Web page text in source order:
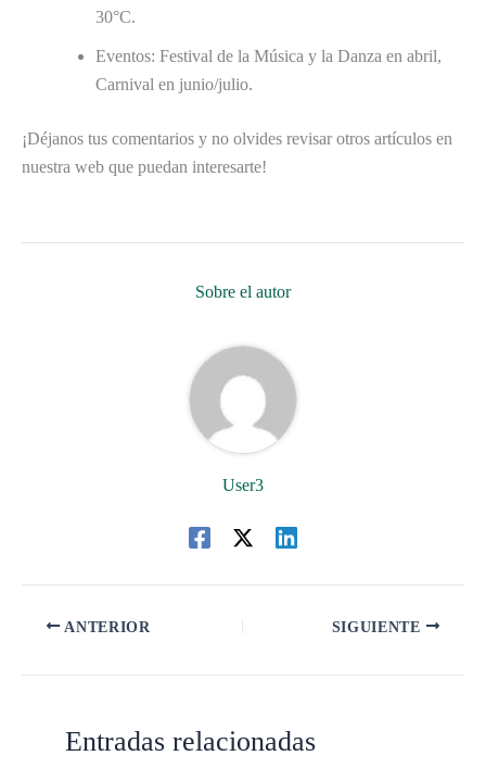
30°C.
Eventos: Festival de la Música y la Danza en abril,
Carnival en junio/julio.
¡Déjanos tus comentarios y no olvides revisar otros artículos en
nuestra web que puedan interesarte!
Sobre el autor
User3
ANTERIOR SIGUIENTE
Entradas relacionadas